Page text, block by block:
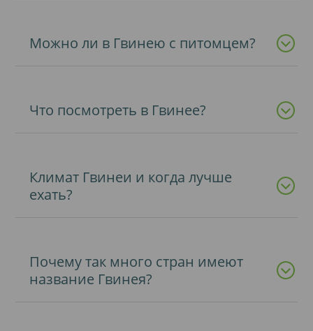
Можно ли в Гвинею с питомцем?
Что посмотреть в Гвинее?
Климат Гвинеи и когда лучше
ехать?
Почему так много стран имеют
название Гвинея?